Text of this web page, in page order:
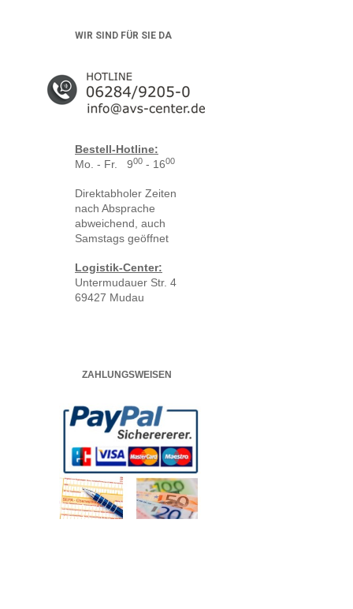
WIR SIND FÜR SIE DA
Bestell-Hotline:
Mo. - Fr. 900 - 1600
Direktabholer Zeiten
nach Absprache
abweichend, auch
Samstags geöffnet
Logistik-Center:
Untermudauer Str. 4
69427 Mudau
ZAHLUNGSWEISEN